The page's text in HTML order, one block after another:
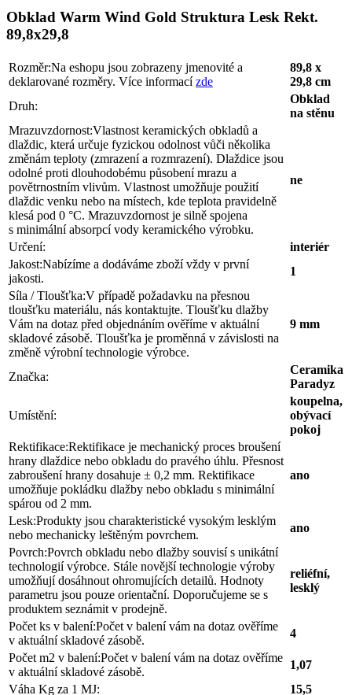
Obklad Warm Wind Gold Struktura Lesk Rekt.
89,8x29,8
Rozměr:Na eshopu jsou zobrazeny jmenovité a
deklarované rozměry. Více informacízde
89,8 x
29,8 cm
Druh:
Obklad
na stěnu
Mrazuvzdornost:Vlastnost keramických obkladů a
dlaždic, která určuje fyzickou odolnost vůči několika
změnám teploty (zmrazení a rozmrazení). Dlaždice jsou
odolné proti dlouhodobému působení mrazu a
povětrnostním vlivům. Vlastnost umožňuje použití
dlaždic venku nebo na místech, kde teplota pravidelně
klesá pod 0 °C. Mrazuvzdornost je silně spojena
s minimální absorpcí vody keramického výrobku.
ne
Určení:
interiér
Jakost:Nabízíme a dodáváme zboží vždy v první
jakosti.
1
Síla / Tloušťka:V případě požadavku na přesnou
tloušťku materiálu, nás kontaktujte. Tloušťku dlažby
Vám na dotaz před objednáním ověříme v aktuální
skladové zásobě. Tloušťka je proměnná v závislosti na
změně výrobní technologie výrobce.
9 mm
Značka:
Ceramika
Paradyz
Umístění:
koupelna,
obývací
pokoj
Rektifikace:Rektifikace je mechanický proces broušení
hrany dlaždice nebo obkladu do pravého úhlu. Přesnost
zabroušení hrany dosahuje ± 0,2 mm. Rektifikace
umožňuje pokládku dlažby nebo obkladu s minimální
spárou od 2 mm.
ano
Lesk:Produkty jsou charakteristické vysokým lesklým
nebo mechanicky leštěným povrchem.
ano
Povrch:Povrch obkladu nebo dlažby souvisí s unikátní
technologií výrobce. Stále novější technologie výroby
umožňují dosáhnout ohromujících detailů. Hodnoty
parametru jsou pouze orientační. Doporučujeme se s
produktem seznámit v prodejně.
reliéfní,
lesklý
Počet ks v balení:Počet v balení vám na dotaz ověříme
v aktuální skladové zásobě.
4
Počet m2 v balení:Počet v balení vám na dotaz ověříme
v aktuální skladové zásobě.
1,07
Váha Kg za 1 MJ:
15,5